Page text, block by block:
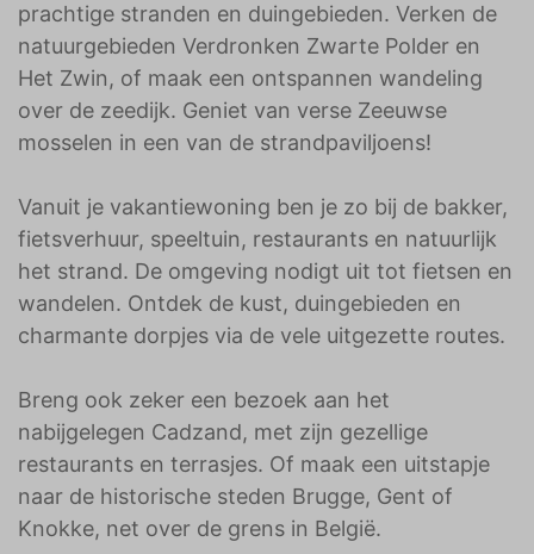
prachtige stranden en duingebieden. Verken de
natuurgebieden Verdronken Zwarte Polder en
Het Zwin, of maak een ontspannen wandeling
over de zeedijk. Geniet van verse Zeeuwse
mosselen in een van de strandpaviljoens!
Vanuit je vakantiewoning ben je zo bij de bakker,
fietsverhuur, speeltuin, restaurants en natuurlijk
het strand. De omgeving nodigt uit tot fietsen en
wandelen. Ontdek de kust, duingebieden en
charmante dorpjes via de vele uitgezette routes.
Breng ook zeker een bezoek aan het
nabijgelegen Cadzand, met zijn gezellige
restaurants en terrasjes. Of maak een uitstapje
naar de historische steden Brugge, Gent of
Knokke, net over de grens in België.